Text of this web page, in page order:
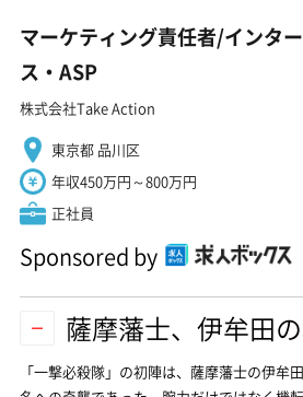
マーケティング責任者/インタ
ス・ASP
株式会社Take Action
東京都 品川区
年収450万円～800万円
正社員
Sponsored by
薩摩藩士、伊牟田
「一撃必殺隊」の初陣は、薩摩藩士の伊牟